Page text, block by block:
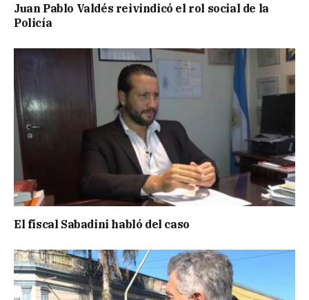
Juan Pablo Valdés reivindicó el rol social de la
Policía
El fiscal Sabadini habló del caso